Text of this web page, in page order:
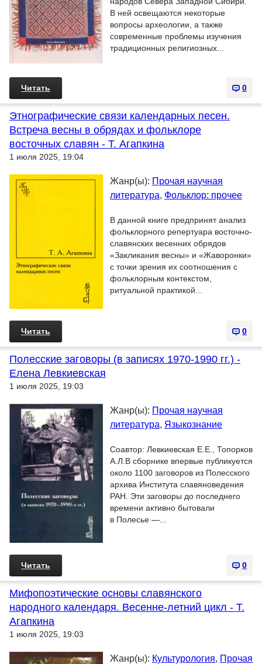
В ней освещаются некоторые
вопросы археологии, а также
современные проблемы изучения
традиционных религиозных...
0
Читать
Этнографические связи календарных песен.
Встреча весны в обрядах и фольклоре
восточных славян - Т. Агапкина
1 июля 2025, 19:04
Жанр(ы): Прочая научная
литература, Фольклор: прочее
В данной книге предпринят анализ
фольклорного репертуара восточно-
славянских весенних обрядов
«Закликания весны» и «Жаворонки»
с точки зрения их соотношения с
фольклорным контекстом,
ритуальной практикой...
0
Читать
Полесские заговоры (в записях 1970-1990 гг.) -
Елена Левкиевская
1 июля 2025, 19:03
Жанр(ы): Прочая научная
литература, Языкознание
Соавтор: Левкиевская Е.Е., Топорков
А.Л.В сборнике впервые публикуется
около 1100 заговоров из Полесского
архива Института славяноведения
РАН. Эти заговоры до последнего
времени активно бытовали
в Полесье —...
0
Читать
Мифопоэтические основы славянского
народного календаря. Весенне-летний цикл - Т.
Агапкина
1 июля 2025, 19:03
Жанр(ы): Культурология, Прочая